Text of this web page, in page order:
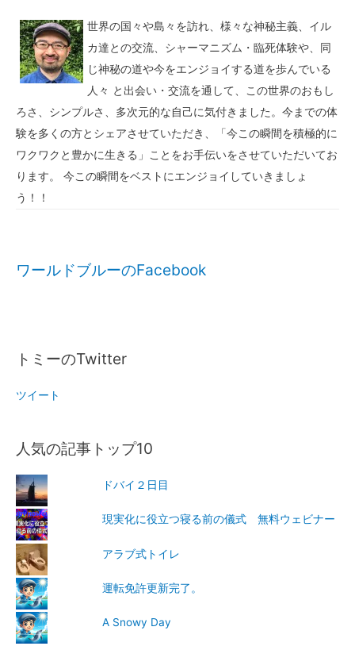
世界の国々や島々を訪れ、様々な神秘主義、イル
カ達との交流、シャーマニズム・臨死体験や、同
じ神秘の道や今をエンジョイする道を歩んでいる
人々 と出会い・交流を通して、この世界のおもし
ろさ、シンプルさ、多次元的な自己に気付きました。今までの体
験を多くの方とシェアさせていただき、「今この瞬間を積極的に
ワクワクと豊かに生きる」ことをお手伝いをさせていただいてお
ります。 今この瞬間をベストにエンジョイしていきましょ
う！！
ワールドブルーのFacebook
トミーのTwitter
ツイート
人気の記事トップ10
ドバイ２日目
現実化に役立つ寝る前の儀式 無料ウェビナー
アラブ式トイレ
運転免許更新完了。
A Snowy Day